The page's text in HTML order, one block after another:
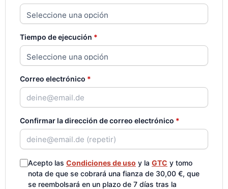
Tiempo de ejecución *
Correo electrónico *
Confirmar la dirección de correo electrónico *
Acepto las Condiciones de uso y la GTC y tomo
nota de que se cobrará una fianza de 30,00 €, que
se reembolsará en un plazo de 7 días tras la